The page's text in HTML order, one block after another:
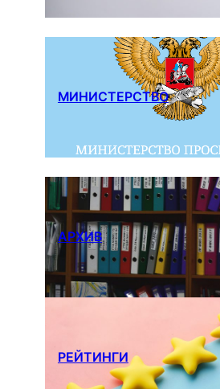
МИНИСТЕРСТВО
АРХИВ
РЕЙТИНГИ